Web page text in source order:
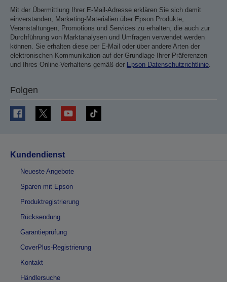
Mit der Übermittlung Ihrer E-Mail-Adresse erklären Sie sich damit
einverstanden, Marketing-Materialien über Epson Produkte,
Veranstaltungen, Promotions und Services zu erhalten, die auch zur
Durchführung von Marktanalysen und Umfragen verwendet werden
können. Sie erhalten diese per E-Mail oder über andere Arten der
elektronischen Kommunikation auf der Grundlage Ihrer Präferenzen
und Ihres Online-Verhaltens gemäß der Epson Datenschutzrichtlinie.
Folgen
Kundendienst
Neueste Angebote
Sparen mit Epson
Produktregistrierung
Rücksendung
Garantieprüfung
CoverPlus-Registrierung
Kontakt
Händlersuche